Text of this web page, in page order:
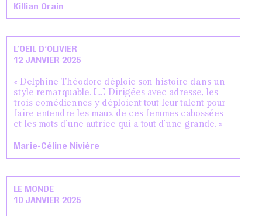
Killian Orain
L’OEIL D’OLIVIER
12 JANVIER 2025
« Delphine Théodore déploie son histoire dans un
style remarquable. […] Dirigées avec adresse, les
trois comédiennes y déploient tout leur talent pour
faire entendre les maux de ces femmes cabossées
et les mots d’une autrice qui a tout d’une grande. »
Marie-Céline Nivière
LE MONDE
10 JANVIER 2025